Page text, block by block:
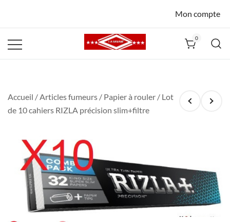
Mon compte
0
Accueil /Articles fumeurs / Papier à rouler / Lot
de 10 cahiers RIZLA précision slim+filtre